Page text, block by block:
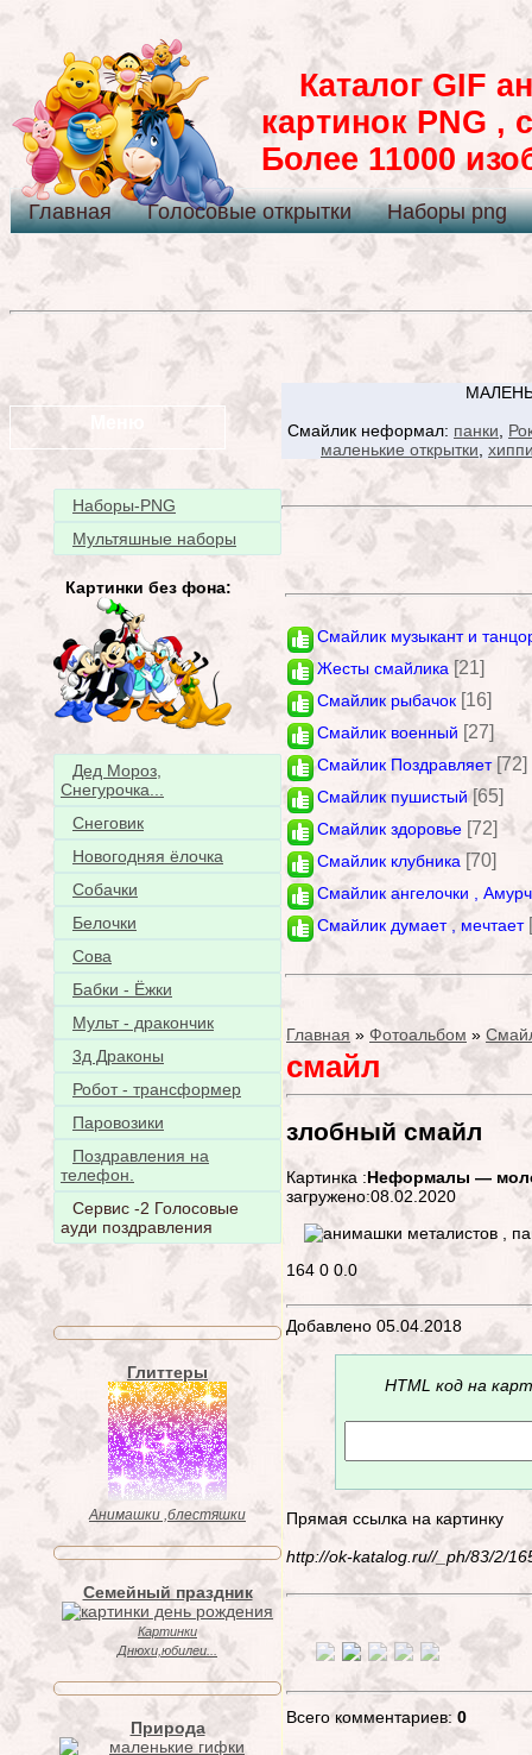
Каталог GIF
картинок PNG ,
Более 11000
Главная Голосовые открытки Наборы png
Наборы-PNG
Мультяшные наборы
Картинки без фона:
Дед Мороз,
Снегурочка...
Снеговик
Новогодняя ёлочка
Собачки
Белочки
Сова
Бабки - Ёжки
Мульт - дракончик
3д Драконы
Робот - трансформер
Паровозики
Поздравления на
телефон.
Сервис -2 Голосовые
ауди поздравления
Глиттеры
Анимашки ,блестяшки
Семейный праздник
Картинки
Днюхи,юбилеи...
Природа
Смайлик неформал: панки
маленькие открытки
Смайлик музыкант и
Жесты смайлика [21]
Смайлик рыбачок [16]
Смайлик военный [27]
Смайлик Поздравляет [72]
Смайлик пушистый [65]
Смайлик здоровье [72]
Смайлик клубника [70]
Смайлик ангелочки ,
Смайлик думает , мечтает
Главная » Фотоальбом »
смайл
злобный смайл
Картинка :Неформалы —
загружено:08.02.2020
164 0 0.0
Добавлено 05.04.2018
HTML код на
Прямая ссылка на картинку
http://ok-katalog.ru//_ph/83/2/
Всего комментариев: 0